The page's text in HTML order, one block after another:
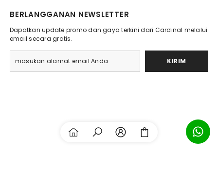
BERLANGGANAN NEWSLETTER
Dapatkan update promo dan gaya terkini dari Cardinal melalui
email secara gratis.
KIRIM
Payment